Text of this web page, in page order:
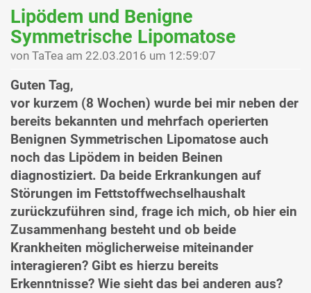
Lipödem und Benigne
Symmetrische Lipomatose
von TaTea am 22.03.2016 um 12:59:07
Guten Tag,
vor kurzem (8 Wochen) wurde bei mir neben der
bereits bekannten und mehrfach operierten
Benignen Symmetrischen Lipomatose auch
noch das Lipödem in beiden Beinen
diagnostiziert. Da beide Erkrankungen auf
Störungen im Fettstoffwechselhaushalt
zurückzuführen sind, frage ich mich, ob hier ein
Zusammenhang besteht und ob beide
Krankheiten möglicherweise miteinander
interagieren? Gibt es hierzu bereits
Erkenntnisse? Wie sieht das bei anderen aus?